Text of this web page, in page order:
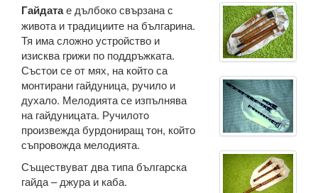
Гайдатае дълбоко свързана с
живота и традициите на българина.
Тя има сложно устройство и
изисква грижи по поддръжката.
Състои се от мях, на който са
монтирани гайдуница, ручило и
духало. Мелодията се изпълнява
на гайдуницата. Ручилотo
произвежда бурдониращ тон, който
съпровожда мелодията.
Съществуват два типа българска
гайда – джура и каба.